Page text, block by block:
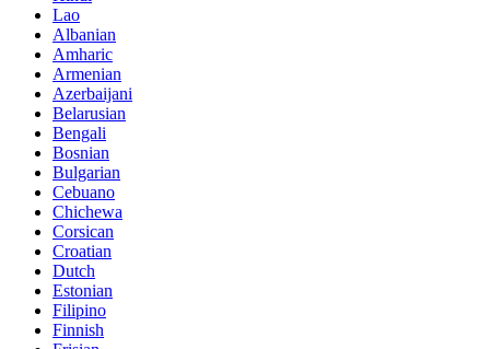
Lao
Albanian
Amharic
Armenian
Azerbaijani
Belarusian
Bengali
Bosnian
Bulgarian
Cebuano
Chichewa
Corsican
Croatian
Dutch
Estonian
Filipino
Finnish